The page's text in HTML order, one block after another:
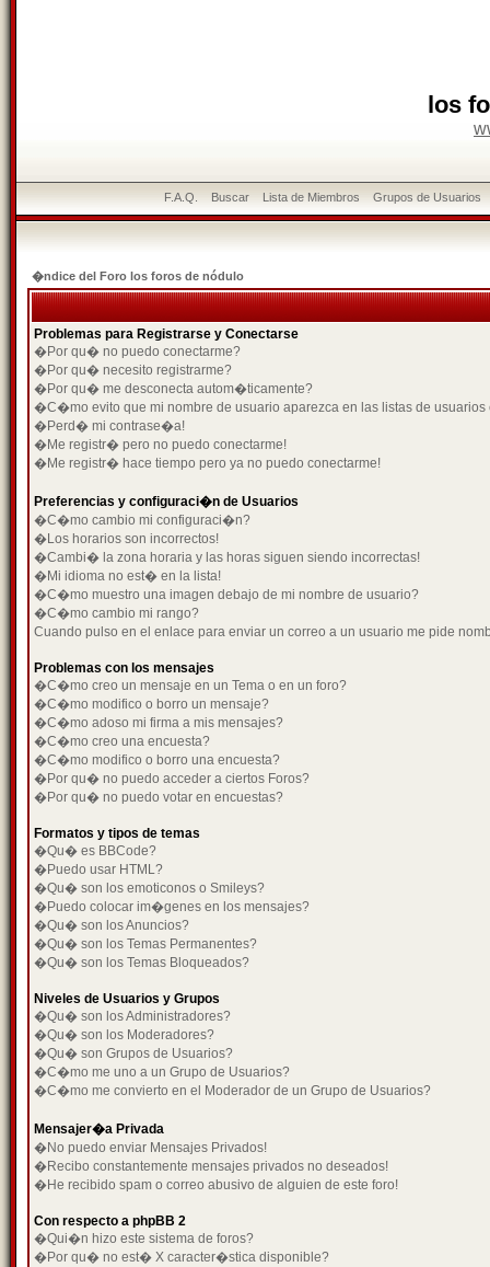
los
F.A.Q. Buscar Lista de Miembros Grupos de Usuarios
�ndice del Foro los foros de nódulo
Problemas para Registrarse y Conectarse
�Por qu� no puedo conectarme?
�Por qu� necesito registrarme?
�Por qu� me desconecta autom�ticamente?
�C�mo evito que mi nombre de usuario aparezca en las listas de usuarios
�Perd� mi contrase�a!
�Me registr� pero no puedo conectarme!
�Me registr� hace tiempo pero ya no puedo conectarme!
Preferencias y configuraci�n de Usuarios
�C�mo cambio mi configuraci�n?
�Los horarios son incorrectos!
�Cambi� la zona horaria y las horas siguen siendo incorrectas!
�Mi idioma no est� en la lista!
�C�mo muestro una imagen debajo de mi nombre de usuario?
�C�mo cambio mi rango?
Cuando pulso en el enlace para enviar un correo a un usuario me pide
Problemas con los mensajes
�C�mo creo un mensaje en un Tema o en un foro?
�C�mo modifico o borro un mensaje?
�C�mo adoso mi firma a mis mensajes?
�C�mo creo una encuesta?
�C�mo modifico o borro una encuesta?
�Por qu� no puedo acceder a ciertos Foros?
�Por qu� no puedo votar en encuestas?
Formatos y tipos de temas
�Qu� es BBCode?
�Puedo usar HTML?
�Qu� son los emoticonos o Smileys?
�Puedo colocar im�genes en los mensajes?
�Qu� son los Anuncios?
�Qu� son los Temas Permanentes?
�Qu� son los Temas Bloqueados?
Niveles de Usuarios y Grupos
�Qu� son los Administradores?
�Qu� son los Moderadores?
�Qu� son Grupos de Usuarios?
�C�mo me uno a un Grupo de Usuarios?
�C�mo me convierto en el Moderador de un Grupo de Usuarios?
Mensajer�a Privada
�No puedo enviar Mensajes Privados!
�Recibo constantemente mensajes privados no deseados!
�He recibido spam o correo abusivo de alguien de este foro!
Con respecto a phpBB 2
�Qui�n hizo este sistema de foros?
�Por qu� no est� X caracter�stica disponible?